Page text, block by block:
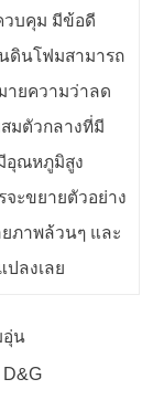
วบคุม มีข้อดี
ดินโฟมสามารถ
ายความว่าลด
มตัวกลางที่มี
อุณหภูมิสูง
ะขยายตัวอย่าง
ยภาพล้วนๆ และ
ลงเลย
อุ่น